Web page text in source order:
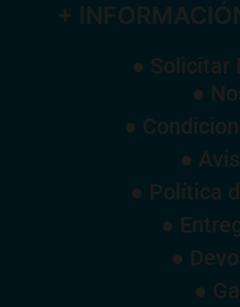
+
● Solicitar
●
●
●
● Política
●
●
●